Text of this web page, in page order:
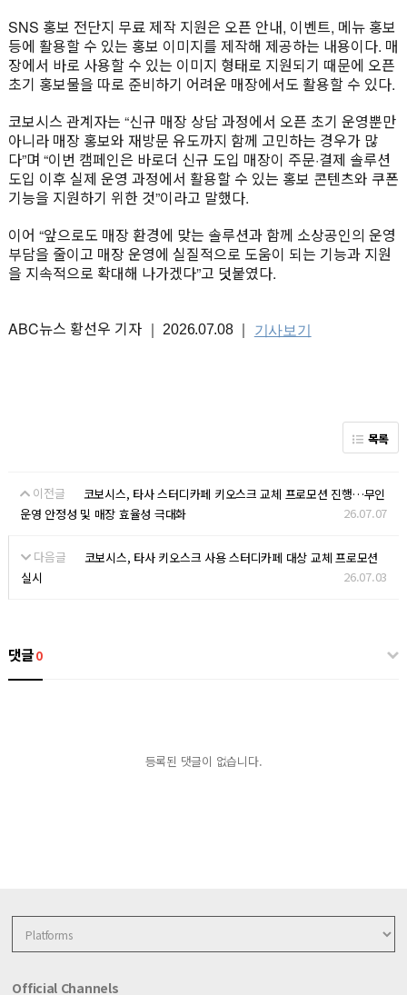
SNS 홍보 전단지 무료 제작 지원은 오픈 안내, 이벤트, 메뉴 홍보
등에 활용할 수 있는 홍보 이미지를 제작해 제공하는 내용이다. 매
장에서 바로 사용할 수 있는 이미지 형태로 지원되기 때문에 오픈
초기 홍보물을 따로 준비하기 어려운 매장에서도 활용할 수 있다.
코보시스 관계자는 “신규 매장 상담 과정에서 오픈 초기 운영뿐만
아니라 매장 홍보와 재방문 유도까지 함께 고민하는 경우가 많
다”며 “이번 캠페인은 바로더 신규 도입 매장이 주문·결제 솔루션
도입 이후 실제 운영 과정에서 활용할 수 있는 홍보 콘텐츠와 쿠폰
기능을 지원하기 위한 것”이라고 말했다.
이어 “앞으로도 매장 환경에 맞는 솔루션과 함께 소상공인의 운영
부담을 줄이고 매장 운영에 실질적으로 도움이 되는 기능과 지원
을 지속적으로 확대해 나가겠다”고 덧붙였다.
ABC뉴스 황선우 기자 ｜ 2026.07.08 ｜ 기사보기
목록
이전글
코보시스, 타사 스터디카페 키오스크 교체 프로모션 진행…무인
운영 안정성 및 매장 효율성 극대화
26.07.07
다음글
코보시스, 타사 키오스크 사용 스터디카페 대상 교체 프로모션
실시
26.07.03
댓글0
등록된 댓글이 없습니다.
Official Channels